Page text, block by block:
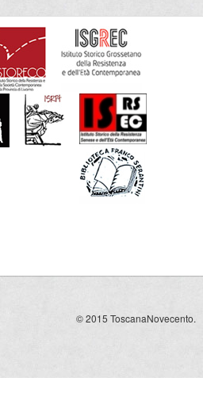
© 2015 ToscanaNovecento.